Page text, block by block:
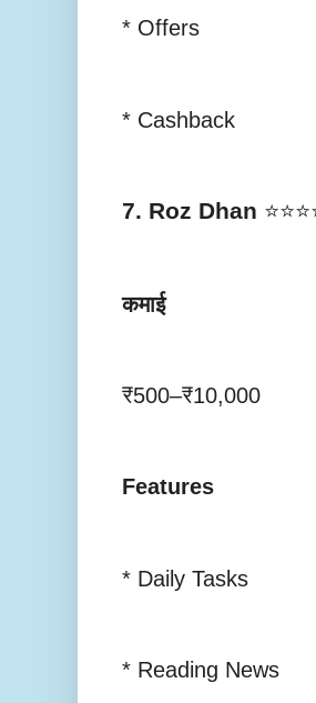
* Offers
* Cashback
7. Roz Dhan
कमाई
₹500–₹10,000
Features
* Daily Tasks
* Reading News